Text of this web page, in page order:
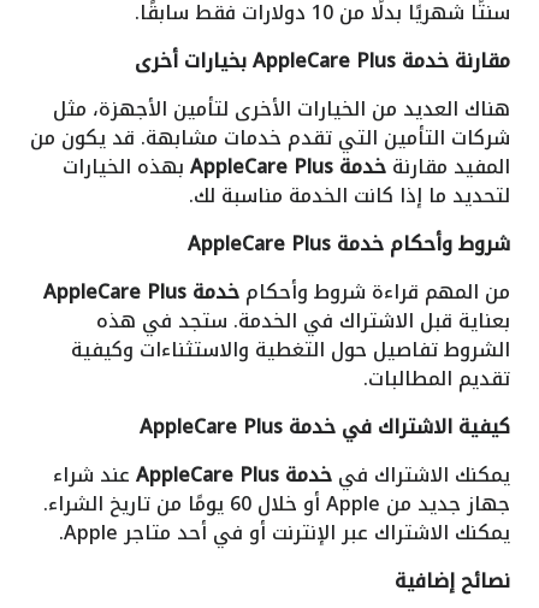
سنتًا شهريًا بدلًا من 10 دولارات فقط سابقًا.
مقارنة خدمة AppleCare Plus بخيارات أخرى
هناك العديد من الخيارات الأخرى لتأمين الأجهزة، مثل
شركات التأمين التي تقدم خدمات مشابهة. قد يكون من
المفيد مقارنةخدمة AppleCare Plus بهذه الخيارات
لتحديد ما إذا كانت الخدمة مناسبة لك.
شروط وأحكام خدمة AppleCare Plus
من المهم قراءة شروط وأحكامخدمة AppleCare Plus
بعناية قبل الاشتراك في الخدمة. ستجد في هذه
الشروط تفاصيل حول التغطية والاستثناءات وكيفية
تقديم المطالبات.
كيفية الاشتراك في خدمة AppleCare Plus
يمكنك الاشتراك فيخدمة AppleCare Plus عند شراء
جهاز جديد من Apple أو خلال 60 يومًا من تاريخ الشراء.
يمكنك الاشتراك عبر الإنترنت أو في أحد متاجر Apple.
نصائح إضافية